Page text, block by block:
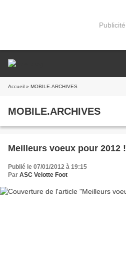
Publicité
Accueil » MOBILE.ARCHIVES
MOBILE.ARCHIVES
Meilleurs voeux pour 2012 !
Publié le 07/01/2012 à 19:15
Par ASC Velotte Foot